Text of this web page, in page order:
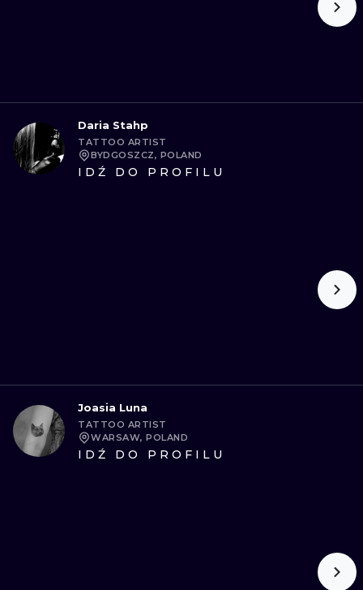
Daria Stahp
TATTOO ARTIST
BYDGOSZCZ, POLAND
IDŹ DO PROFILU
Joasia Luna
TATTOO ARTIST
WARSAW, POLAND
IDŹ DO PROFILU